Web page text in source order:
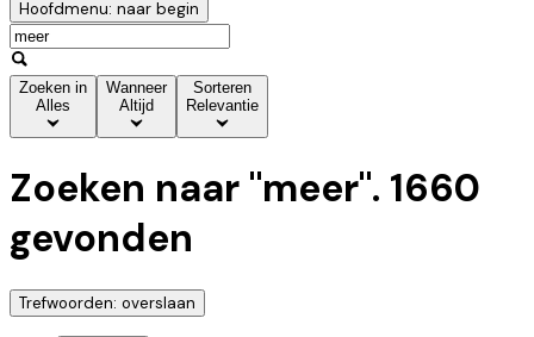
Hoofdmenu: naar begin
Zoeken in
Alles
Wanneer
Altijd
Sorteren
Relevantie
Zoeken naar "meer". 1660
gevonden
Trefwoorden: overslaan